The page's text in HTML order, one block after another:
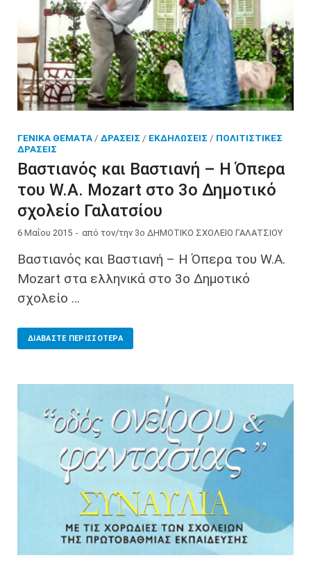
ΓΕΝΙΚΆ ΘΈΜΑΤΑ / ΔΡΆΣΕΙΣ / ΕΚΔΗΛΏΣΕΙΣ / ΠΟΛΙΤΙΣΤΙΚΈΣ
ΔΡΆΣΕΙΣ
Βαστιανός και Βαστιανή – Η Όπερα
του W.A. Mozart στο 3o Δημοτικό
σχολείο Γαλατσίου
6 Μαΐου 2015 - από τον/την 3ο ΔΗΜΟΤΙΚΟ ΣΧΟΛΕΙΟ ΓΑΛΑΤΣΙΟΥ
Βαστιανός και Βαστιανή – Η Όπερα του W.A.
Mozart στα ελληνικά στο 3o Δημοτικό
σχολείο …
ΔΙΑΒΆΣΤΕ ΠΕΡΙΣΣΌΤΕΡΑ